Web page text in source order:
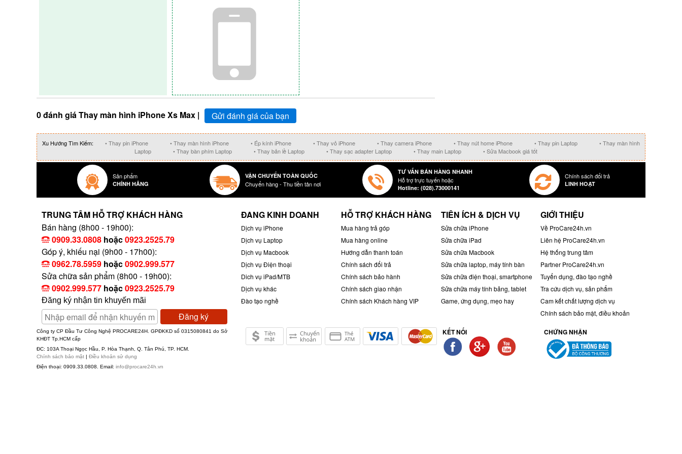
nhanh chóng. Đảm bảo không phát sinh thêm sự cố, giúp khách hàng tiết kiệm thời gian và tiền bạc ở mức
Không phải trường hợp nào cũng bắt buộc phải thay màn hình iPhone Xs Max nguyên bộ. Dưới đây là 2
trường hợp xử lý khi iPhone Xs Max gặp lỗi màn hình.
Thay mặt kính iPhone Xs Max
: Trên mặt kính iPhone Xs Max xuất hiện những vết nứt vỡ, trầy xước làm hiển
thị mờ, không rõ nhưng cảm ứng và màn hình hiển thị bên trong vẫn bình thường => Bạn chỉ cần mang máy
đến trung tâm để thay mặt kính iPhone Xs Max mới với chi phí rẻ hơn rất nhiều so với thay màn hình iPhone
Xs Max nguyên bộ.
0 đánh giá Thay màn hình iPhone Xs Max | Gửi đánh giá của bạn
Xu Hướng Tìm Kiếm: • Thay pin iPhone • Thay màn hình iPhone • Ép kính iPhone • Thay vỏ iPhone • Thay camera iPhone • Thay nút home iPhone • Thay pin Laptop
• Thay màn hình
Laptop
• Thay bàn phím Laptop • Thay bản lề Laptop • Thay sạc adapter Laptop • Thay main Laptop • Sửa Macbook giá tốt
Sản phẩm
CHÍNH HÃNG
VẬN CHUYỂN TOÀN QUỐC
Chuyển hàng - Thu tiền tân nơi
TƯ VẤN BÁN HÀNG NHANH
Hỗ trợ trực tuyến hoặc
Hotline: (028).73000141
Chính sách đổi trả
LINH HOẠT
TRUNG TÂM HỖ TRỢ KHÁCH HÀNG
Bán hàng (8h00 - 19h00):
0909.33.0808 hoặc0923.2525.79
Góp ý, khiếu nại (9h00 - 17h00):
0962.78.5959 hoặc0902.999.577
Sửa chữa sản phẩm (8h00 - 19h00):
0902.999.577 hoặc0923.2525.79
Đăng ký nhận tin khuyến mãi
Đăng ký
ĐANG KINH DOANH
Dịch vụ iPhone
Dịch vụ Laptop
Dịch vụ Macbook
Dịch vụ Điện thoại
Dich vụ iPad/MTB
Dịch vụ khác
Đào tạo nghề
HỖ TRỢ KHÁCH HÀNG
Mua hàng trả góp
Mua hàng online
Hướng dẫn thanh toán
Chính sách đổi trả
Chính sách bảo hành
Chính sách giao nhận
Chính sách Khách hàng VIP
TIÊN ÍCH & DỊCH VỤ
Sửa chữa iPhone
Sửa chữa iPad
Sửa chữa Macbook
Sửa chữa laptop, máy tính bàn
Sửa chữa điện thoại, smartphone
Sửa chữa máy tính bảng, tablet
Game, ứng dụng, mẹo hay
GIỚI THIỆU
Về ProCare24h.vn
Liên hệ ProCare24h.vn
Hệ thống trung tâm
Partner ProCare24h.vn
Tuyển dụng, đào tạo nghề
Tra cứu dịch vụ, sản phẩm
Cam kết chất lượng dịch vụ
Chính sách bảo mật, điều khoản
Công ty CP Đầu Tư Công Nghệ PROCARE24H. GPĐKKD số 0315080841 do Sở
KHĐT Tp.HCM cấp
ĐC: 103A Thoại Ngọc Hầu, P. Hòa Thạnh, Q. Tân Phú, TP. HCM.
Chính sách bảo mật | Điều khoản sử dụng
Điện thoại: 0909.33.0808. Email: info@procare24h.vn
KẾT NỐI CHỨNG NHẬN